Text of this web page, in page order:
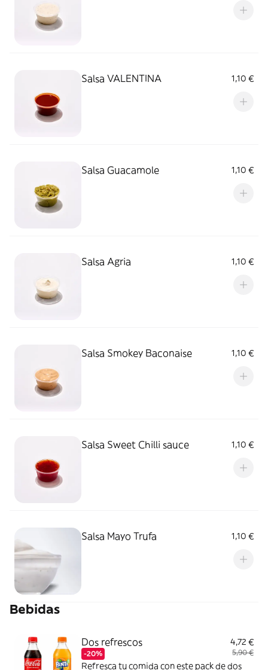
Salsa VALENTINA 1,10 €
Salsa Guacamole 1,10 €
Salsa Agria 1,10 €
Salsa Smokey Baconaise 1,10 €
Salsa Sweet Chilli sauce 1,10 €
Salsa Mayo Trufa 1,10 €
Bebidas
Dos refrescos
-20%
4,72 €
5,90 €
Refresca tu comida con este pack de dos